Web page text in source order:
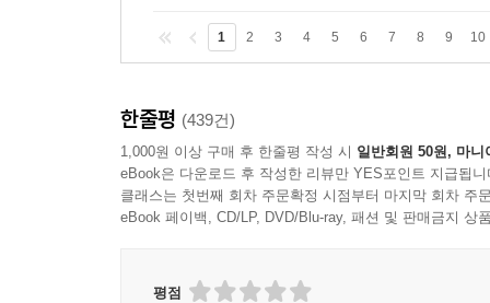
1 2 3 4 5 6 7 8 9 10
한줄평 (439건)
1,000원 이상 구매 후 한줄평 작성 시 일반회원 50원, 마니
eBook은 다운로드 후 작성한 리뷰만 YES포인트 지급됩니
클래스는 첫번째 회차 주문확정 시점부터 마지막 회차 주
eBook 페이백, CD/LP, DVD/Blu-ray, 패션 및 판매금지 상
평점